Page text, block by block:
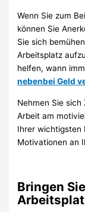
Wenn Sie zum
können Sie
Sie sich
Arbeitsplatz
helfen, wann
nebenbei Geld
Nehmen Sie
Arbeit am
Ihrer wichtigsten
Motivationen an
Bringen